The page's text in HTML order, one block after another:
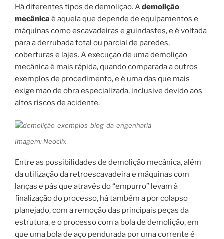
Há diferentes tipos de demolição. Ademolição
mecânica é aquela que depende de equipamentos e
máquinas como escavadeiras e guindastes, e é voltada
para a derrubada total ou parcial de paredes,
coberturas e lajes. A execução de uma demolição
mecânica é mais rápida, quando comparada a outros
exemplos de procedimento, e é uma das que mais
exige mão de obra especializada, inclusive devido aos
altos riscos de acidente.
Imagem: Neoclix
Entre as possibilidades de demolição mecânica, além
da utilização da retroescavadeira e máquinas com
lanças e pás que através do “empurro” levam à
finalização do processo, há também a por colapso
planejado, com a remoção das principais peças da
estrutura, e o processo com a bola de demolição, em
que uma bola de aço pendurada por uma corrente é